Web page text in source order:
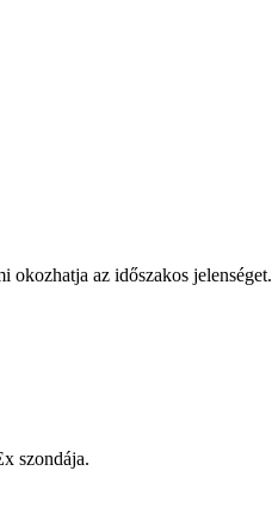
az időszakos jelenséget.
szondája.